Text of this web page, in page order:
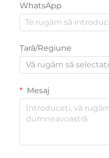
WhatsApp
Țară/Regiune
Vă rugăm să selectați
Mesaj